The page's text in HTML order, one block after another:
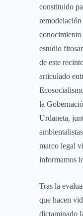
constituido
estudio
de este
articulado
la
Urdaneta,
marco legal
informamos
Tras la
que hacen
dictaminado